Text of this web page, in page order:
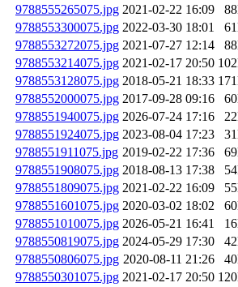
9788555265075.jpg 2021-02-22 16:09
9788553300075.jpg 2022-03-30 18:01
9788553272075.jpg 2021-07-27 12:14
9788553214075.jpg 2021-02-17 20:50
9788553128075.jpg 2018-05-21 18:33
9788552000075.jpg 2017-09-28 09:16
9788551940075.jpg 2026-07-24 17:16
9788551924075.jpg 2023-08-04 17:23
9788551911075.jpg 2019-02-22 17:36
9788551908075.jpg 2018-08-13 17:38
9788551809075.jpg 2021-02-22 16:09
9788551601075.jpg 2020-03-02 18:02
9788551010075.jpg 2026-05-21 16:41
9788550819075.jpg 2024-05-29 17:30
9788550806075.jpg 2020-08-11 21:26
9788550301075.jpg 2021-02-17 20:50